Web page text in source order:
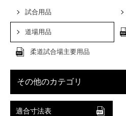
試合用品
道場用品
柔道試合場主要用品
その他のカテゴリ
適合寸法表